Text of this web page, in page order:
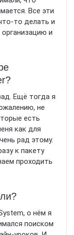
Все эти
то делать и
и
Ещё тогда я
не
есть
как для
рад этому.
к пакету
проходить
о нём я
поиском